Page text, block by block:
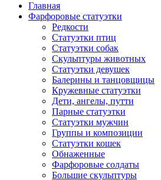
Главная
Фарфоровые статуэтки
Редкости
Cтатуэтки птиц
Cтатуэтки собак
Скульптуры животных
Статуэтки девушек
Балерины и танцовщицы
Кружевные статуэтки
Дети, ангелы, путти
Парные статуэтки
Статуэтки мужчин
Группы и композиции
Статуэтки кошек
Обнаженные
Фарфоровые солдаты
Большие скульптуры